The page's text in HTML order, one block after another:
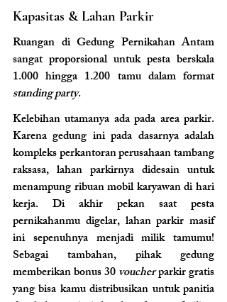
Kapasitas & Lahan Parkir
Ruangan di Gedung Pernikahan Antam
sangat proporsional untuk pesta berskala
1.000 hingga 1.200 tamu dalam format
standing party.
Kelebihan utamanya ada pada area parkir.
Karena gedung ini pada dasarnya adalah
kompleks perkantoran perusahaan tambang
raksasa, lahan parkirnya didesain untuk
menampung ribuan mobil karyawan di hari
kerja. Di akhir pekan saat pesta
pernikahanmu digelar, lahan parkir masif
ini sepenuhnya menjadi milik tamumu!
Sebagai tambahan, pihak gedung
memberikan bonus 30 voucher parkir gratis
yang bisa kamu distribusikan untuk panitia